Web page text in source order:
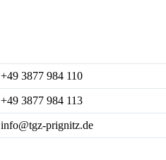
+49 3877 984 110
+49 3877 984 113
info@tgz-prignitz.de